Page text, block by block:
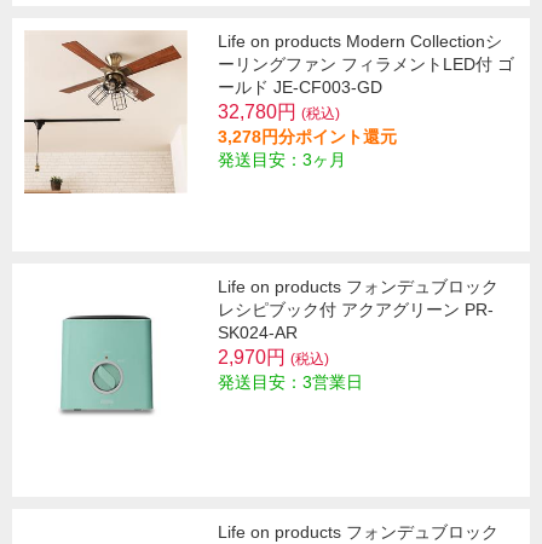
Life on products Modern Collectionシ
ーリングファン フィラメントLED付 ゴ
ールド JE-CF003-GD
32,780円 (税込)
3,278円分ポイント還元
発送目安：3ヶ月
Life on products フォンデュブロック
レシピブック付 アクアグリーン PR-
SK024-AR
2,970円 (税込)
発送目安：3営業日
Life on products フォンデュブロック